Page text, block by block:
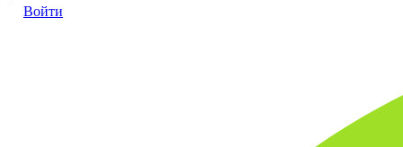
Войти